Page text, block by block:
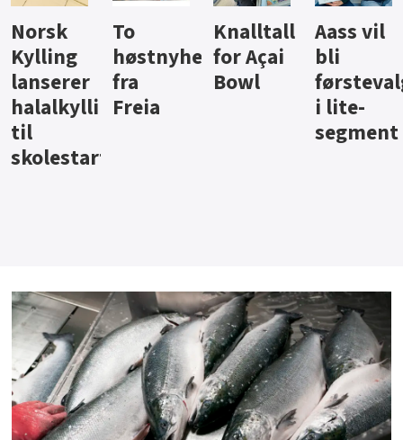
Knalltall
for Açai
Bowl
Aass vil
bli
førstevalg
i lite-
Brus og
jus fra
Berentsen
Hard
iste fra
Hansa